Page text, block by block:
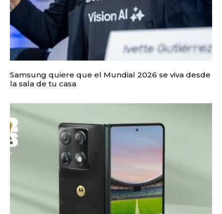
Samsung quiere que el Mundial 2026 se viva desde
la sala de tu casa